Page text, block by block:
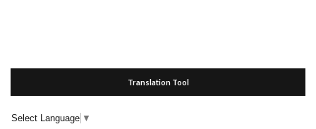
Translation Tool
Select Language ▼